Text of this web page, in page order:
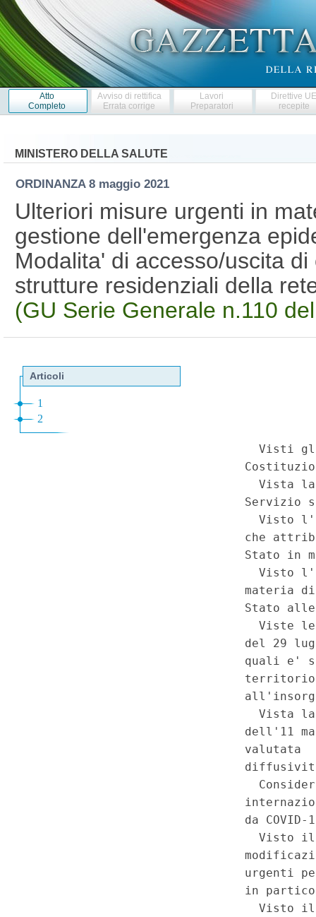
Atto
Completo
Avviso di rettifica
Errata corrige
Lavori
Preparatori
Direttive
recepite
MINISTERO DELLA SALUTE
ORDINANZA 8 maggio 2021
Ulteriori misure urgenti in
gestione dell'emergenza
Modalita' di accesso/uscita
strutture residenziali della
(GU Serie Generale n.110